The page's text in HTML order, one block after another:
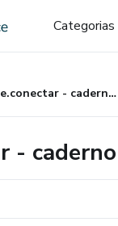
Categorias
Re.conectar - caderno de exercícios para autoconhecimento
-